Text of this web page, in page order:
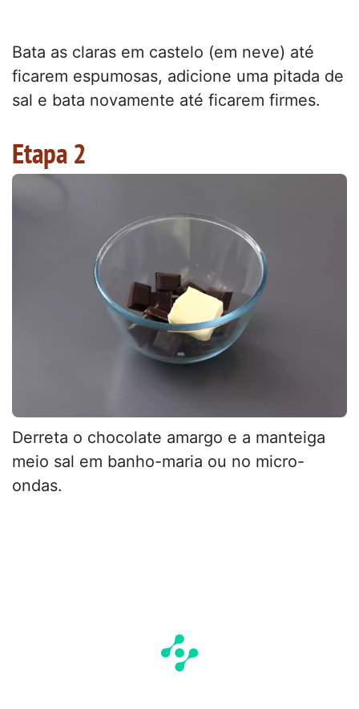
Bata as claras em castelo (em neve) até
ficarem espumosas, adicione uma pitada de
sal e bata novamente até ficarem firmes.
Etapa 2
Derreta o chocolate amargo e a manteiga
meio sal em banho-maria ou no micro-
ondas.